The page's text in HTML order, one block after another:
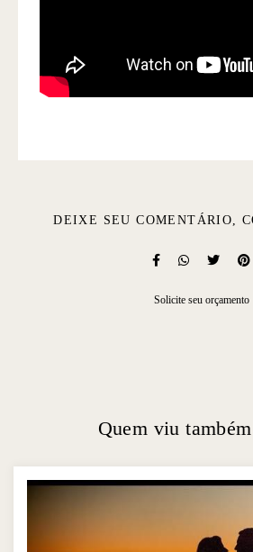
DEIXE SEU COMENTÁRIO,
Solicite seu orçamento
Quem viu